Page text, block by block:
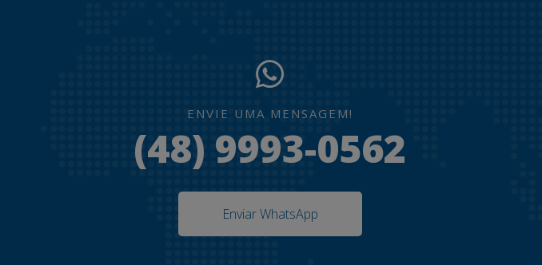
ENVIE UMA MENSAGEM!
(48) 9993-0562
Enviar WhatsApp